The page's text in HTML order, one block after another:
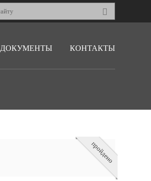

ДОКУМЕНТЫ КОНТАКТЫ
пройдено